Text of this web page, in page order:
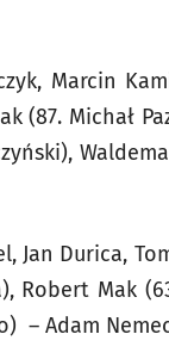
Marcin
(87. Michał
Jan Durica,
Robert Mak
– Adam